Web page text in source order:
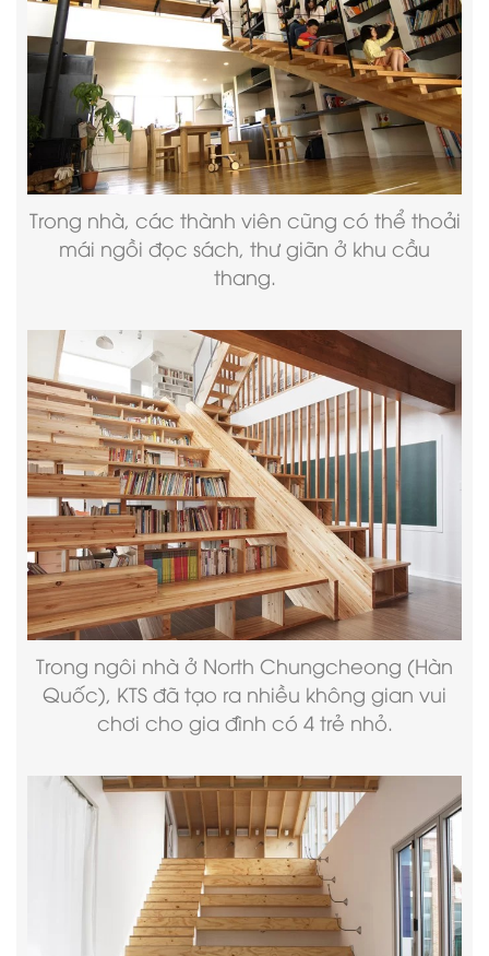
Trong nhà, các thành viên cũng có thể thoải
mái ngồi đọc sách, thư giãn ở khu cầu
thang.
Trong ngôi nhà ở North Chungcheong (Hàn
Quốc), KTS đã tạo ra nhiều không gian vui
chơi cho gia đình có 4 trẻ nhỏ.